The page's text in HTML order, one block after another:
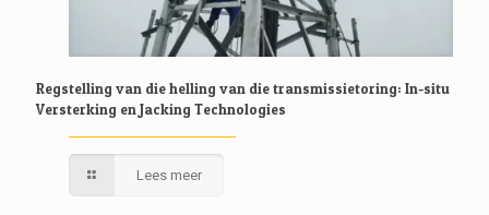
Regstelling van die helling van die transmissietoring: In-situ
Versterking en Jacking Technologies
Lees meer